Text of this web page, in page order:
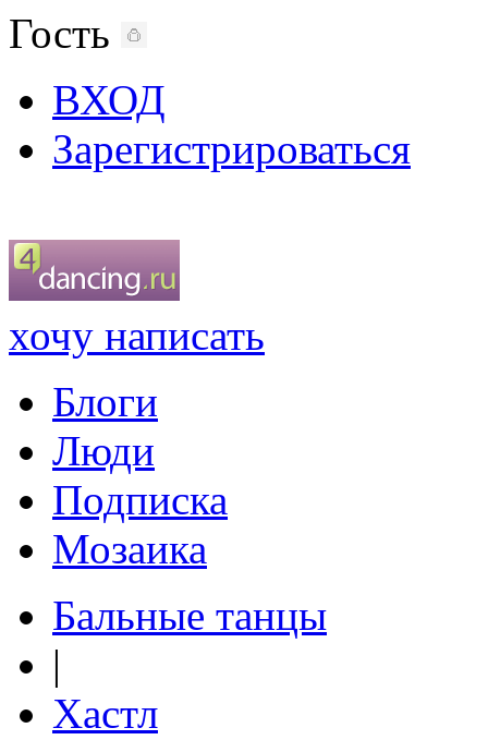
Гость
ВХОД
Зарегистрироваться
хочу написать
Блоги
Люди
Подписка
Мозаика
Бальные танцы
|
Хастл